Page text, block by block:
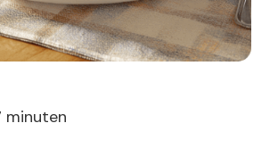
minuten
minuten